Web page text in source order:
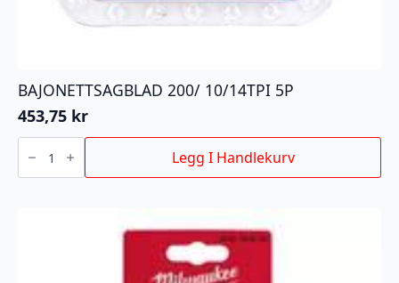
BAJONETTSAGBLAD 200/ 10/14TPI 5P
453,75 kr
BAJONETTSAGBLAD
200/
10/14TPI
5P
Legg I Handlekurv